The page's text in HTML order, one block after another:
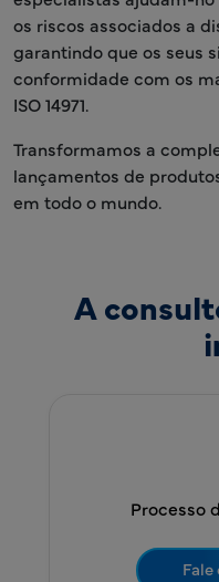
os riscos associados a
garantindo que os seus
conformidade com os
ISO 14971.
Transformamos a
lançamentos de
em todo o mundo.
A
Processo